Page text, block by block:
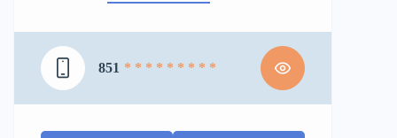
851 * * * * * * * * *